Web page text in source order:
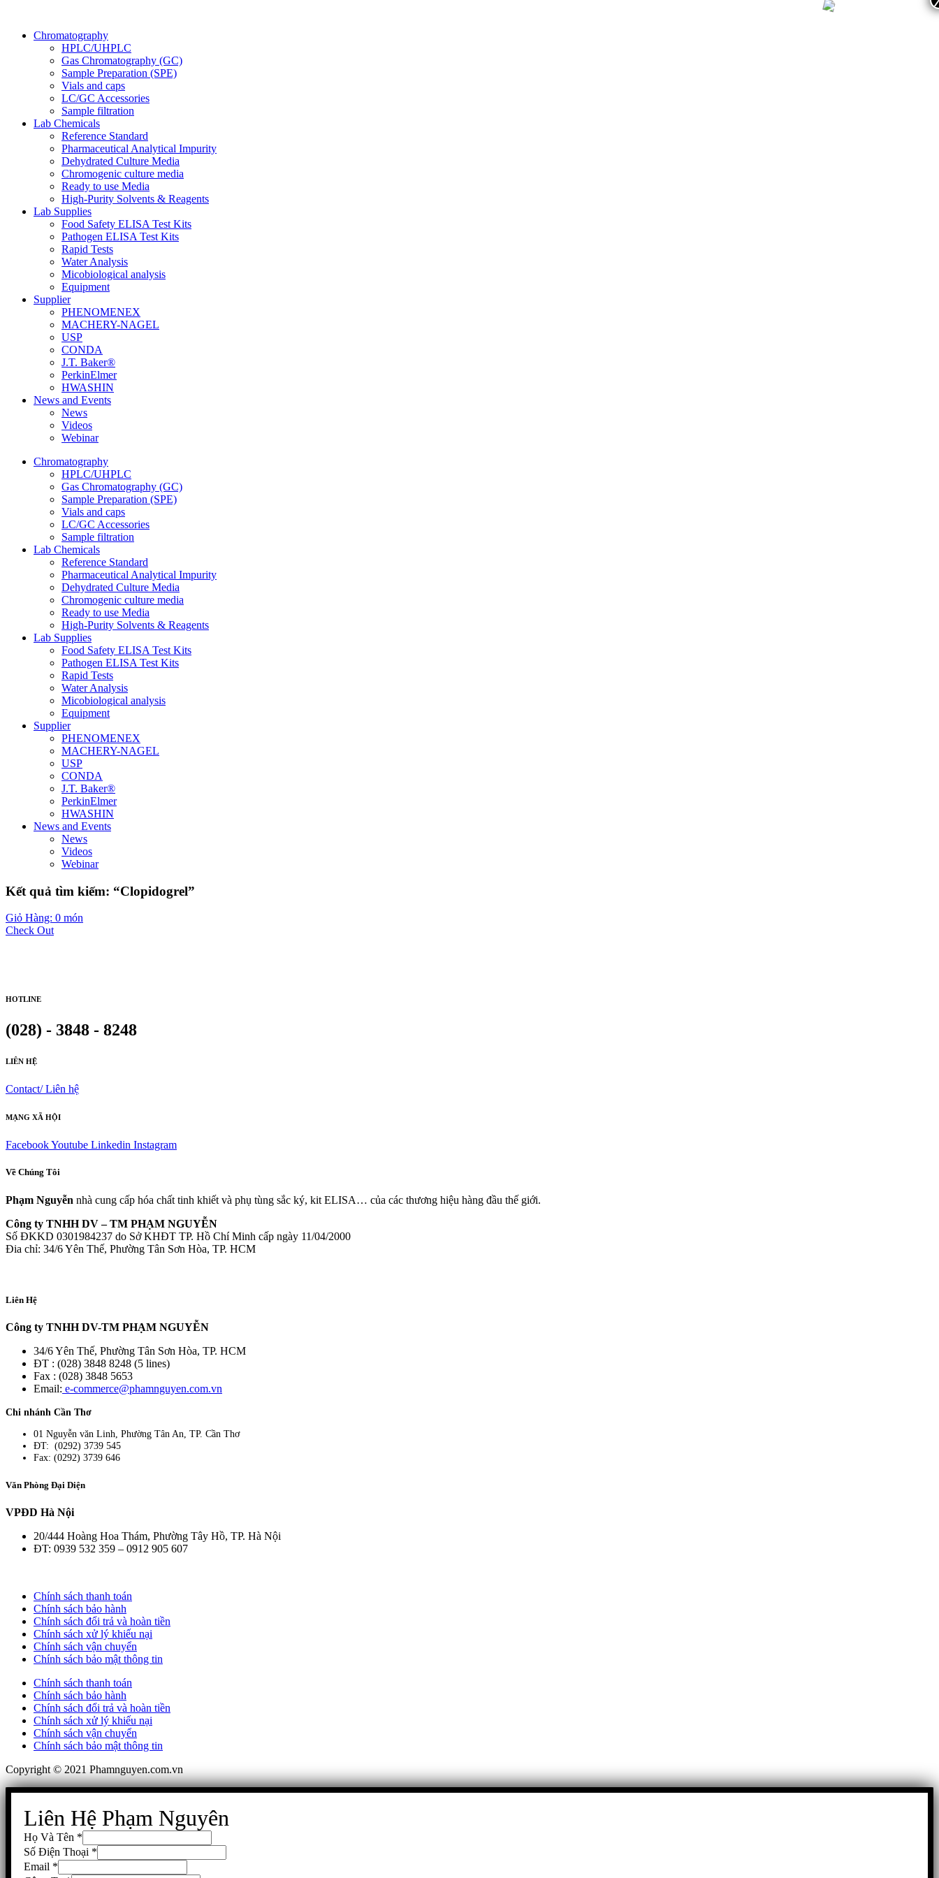
Chromatography
HPLC/UHPLC
Gas Chromatography (GC)
Sample Preparation (SPE)
Vials and caps
LC/GC Accessories
Sample filtration
Lab Chemicals
Reference Standard
Pharmaceutical Analytical Impurity
Dehydrated Culture Media
Chromogenic culture media
Ready to use Media
High-Purity Solvents & Reagents
Lab Supplies
Food Safety ELISA Test Kits
Pathogen ELISA Test Kits
Rapid Tests
Water Analysis
Micobiological analysis
Equipment
Supplier
PHENOMENEX
MACHERY-NAGEL
USP
CONDA
J.T. Baker®
PerkinElmer
HWASHIN
News and Events
News
Videos
Webinar
Chromatography
HPLC/UHPLC
Gas Chromatography (GC)
Sample Preparation (SPE)
Vials and caps
LC/GC Accessories
Sample filtration
Lab Chemicals
Reference Standard
Pharmaceutical Analytical Impurity
Dehydrated Culture Media
Chromogenic culture media
Ready to use Media
High-Purity Solvents & Reagents
Lab Supplies
Food Safety ELISA Test Kits
Pathogen ELISA Test Kits
Rapid Tests
Water Analysis
Micobiological analysis
Equipment
Supplier
PHENOMENEX
MACHERY-NAGEL
USP
CONDA
J.T. Baker®
PerkinElmer
HWASHIN
News and Events
News
Videos
Webinar
Kết quả tìm kiếm: “Clopidogrel”
Giỏ Hàng: 0 món
Check Out
HOTLINE
(028) - 3848 - 8248
LIÊN HỆ
Contact/ Liên hệ
MẠNG XÃ HỘI
FacebookYoutube Linkedin Instagram
Về Chúng Tôi
Phạm Nguyễn nhà cung cấp hóa chất tinh khiết và phụ tùng sắc ký, kit ELISA… của các thương hiệu hàng đầu thế giới.
Công ty TNHH DV – TM PHẠM NGUYỄN
Số ĐKKD 0301984237 do Sở KHĐT TP. Hồ Chí Minh cấp ngày 11/04/2000
Đia chỉ: 34/6 Yên Thế, Phường Tân Sơn Hòa, TP. HCM
Liên Hệ
Công ty TNHH DV-TM PHẠM NGUYỄN
34/6 Yên Thế, Phường Tân Sơn Hòa, TP. HCM
ĐT : (028) 3848 8248 (5 lines)
Fax : (028) 3848 5653
Email: e-commerce@phamnguyen.com.vn
Chi nhánh Cần Thơ
01 Nguyễn văn Linh, Phường Tân An, TP. Cần Thơ
ĐT: (0292) 3739 545
Fax: (0292) 3739 646
Văn Phòng Đại Diện
VPĐD Hà Nội
20/444 Hoàng Hoa Thám, Phường Tây Hồ, TP. Hà Nội
ĐT: 0939 532 359 – 0912 905 607
Chính sách thanh toán
Chính sách bảo hành
Chính sách đổi trả và hoàn tiền
Chính sách xử lý khiếu nại
Chính sách vận chuyển
Chính sách bảo mật thông tin
Chính sách thanh toán
Chính sách bảo hành
Chính sách đổi trả và hoàn tiền
Chính sách xử lý khiếu nại
Chính sách vận chuyển
Chính sách bảo mật thông tin
Copyright © 2021 Phamnguyen.com.vn
Liên Hệ Phạm Nguyên
Họ Và Tên *
Số Điện Thoại *
Email *